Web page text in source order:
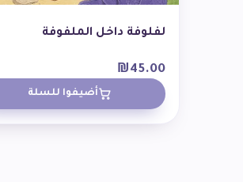
لفلوفة داخل الملفوفة
₪45.00
أضيفوا للسلة